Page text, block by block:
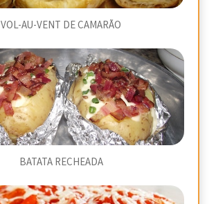
VOL-AU-VENT DE CAMARÃO
BATATA RECHEADA